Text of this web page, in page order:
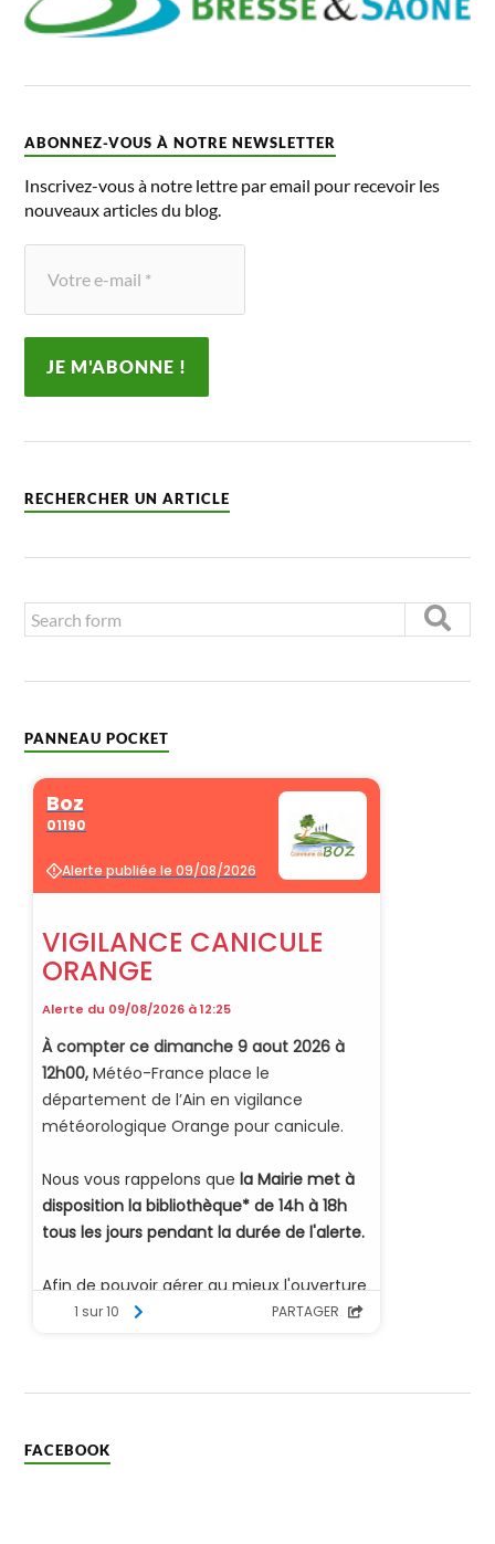
ABONNEZ-VOUS À NOTRE NEWSLETTER
Inscrivez-vous à notre lettre par email pour recevoir les
nouveaux articles du blog.
RECHERCHER UN ARTICLE
PANNEAU POCKET
FACEBOOK